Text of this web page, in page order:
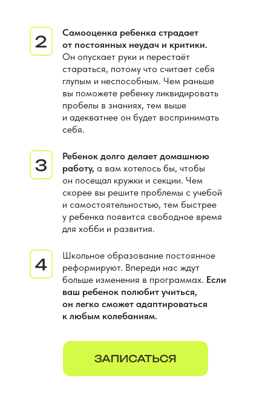
Самооценка ребенка страдает
от постоянных неудач и критики.
Он опускает руки и перестаёт
стараться, потому что считает себя
глупым и неспособным. Чем раньше
вы поможете ребенку ликвидировать
пробелы в знаниях, тем выше
и адекватнее он будет воспринимать
себя.
Ребенок долго делает домашнюю
работу, а вам хотелось бы, чтобы
он посещал кружки и секции. Чем
скорее вы решите проблемы с учебой
и самостоятельностью, тем быстрее
у ребенка появится свободное время
для хобби и развития.
Школьное образование постоянное
реформируют. Впереди нас ждут
больше изменения в программах. Если
ваш ребенок полюбит учиться,
он легко сможет адаптироваться
к любым колебаниям.